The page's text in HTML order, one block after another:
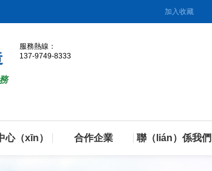
加入收藏
服務熱線：
137-9749-8333
心（xīn） 合作企業 聯（lián）係我們